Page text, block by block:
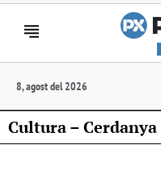
8, agost del 2026
Cultura – Cerdanya